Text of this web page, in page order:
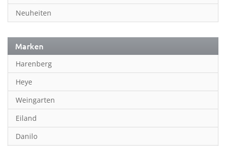
Neuheiten
Marken
Harenberg
Heye
Weingarten
Eiland
Danilo